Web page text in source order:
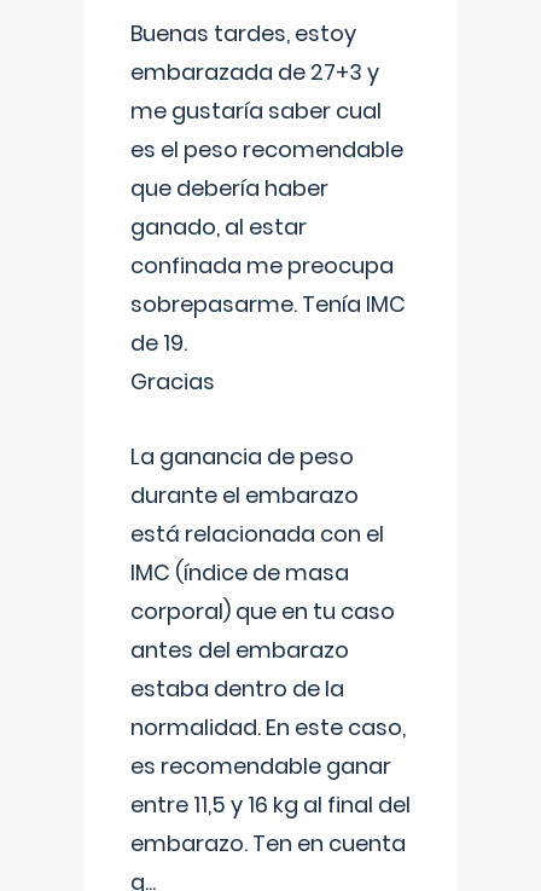
Buenas tardes, estoy
embarazada de 27+3 y
me gustaría saber cual
es el peso recomendable
que debería haber
ganado, al estar
confinada me preocupa
sobrepasarme. Tenía IMC
de 19.
Gracias
La ganancia de peso
durante el embarazo
está relacionada con el
IMC (índice de masa
corporal) que en tu caso
antes del embarazo
estaba dentro de la
normalidad. En este caso,
es recomendable ganar
entre 11,5 y 16 kg al final del
embarazo. Ten en cuenta
q...